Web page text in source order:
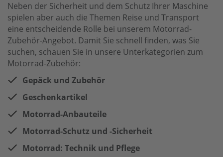
Neben der Sicherheit und dem Schutz Ihrer Maschine
spielen aber auch die Themen Reise und Transport
eine entscheidende Rolle bei unserem Motorrad-
Zubehör-Angebot. Damit Sie schnell finden, was Sie
suchen, schauen Sie in unsere Unterkategorien zum
Motorrad-Zubehör:
Gepäck und Zubehör
Geschenkartikel
Motorrad-Anbauteile
Motorrad-Schutz und -Sicherheit
Motorrad: Technik und Pflege